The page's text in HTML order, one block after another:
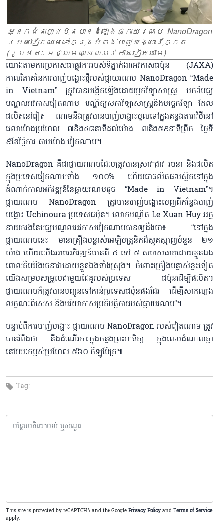
អ្នកជំនាញជប៉ុនបានដំឡើងផ្កាយរណប NanoDragon
របស់វៀតណាមទៅក្នុងបំពង់បាញ់បង្ហោះរ៉ុក្កែត
(រូបថត៖ មជ្ឈមណ្ឌលអវកាសវៀតណាម)
យោងតាមការប្រកាសជាផ្លូវការរបស់ទីភ្នាក់ងារអវកាសជប៉ុន (JAXA)
កាលវិភាគនៃការបាញ់បង្ហោះថ្មីរបស់ផ្កាយរណប NanoDragon “Made
in Vietnam” ត្រូវបានបង្កើតឡើងដោយអ្នកវិទ្យាសាស្ត្រ មកពីមជ្ឈ
មណ្ឌលអវកាសវៀតណាម បណ្ឌិត្យសភាវិទ្យាសាស្ត្រនិងបច្ចេកវិទ្យា ដែល
ផលិតនៅវៀត ណាមនឹងត្រូវបានបាញ់បង្ហោះចូលទៅក្នុងគន្លងតារាវិថីនៅ
វេលាម៉ោងប្រហែល ៧និង៤៨នាទីដល់ម៉ោង ៧និង៥៩នាទីព្រឹក ថ្ងៃទី
៩ខែវិច្ឆិការ តាមម៉ោង វៀតណាម។
NanoDragon គឺជាផ្កាយរណបដែលត្រូវបានស្រាវជ្រាវ រចនា និងផលិត
ក្នុងប្រទេសវៀតណាមទាំង ១០០% ហើយជាផលិតផលស្ថិតនៅក្នុង
ដំណាក់កាលអភិវឌ្ឍន៍នៃផ្កាយរណបតូច “Made in Vietnam”។
ផ្កាយរណប NanoDragon ត្រូវបានបាញ់បង្ហោះចេញពីកន្លែងបាញ់
បង្ហោះ Uchinoura ប្រទេសជប៉ុន។ លោកបណ្ឌិត Le Xuan Huy អគ្គ
នាយករងនៃមជ្ឈមណ្ឌលអវកាសវៀតណាមបានឲ្យដឹងថា៖ “នៅក្នុង
ផ្កាយរណបនេះ មានគ្រឿងបន្លាស់អេឡិចត្រូនិកដ៏ស្មុគស្មាញចំនួន ២១
យ៉ាង ហើយយើងអាចអភិវឌ្ឍន៍បានពី ៤ ទៅ ៥ សមាសធាតុដោយខ្លួនឯង
ពោលគឺយើងរចនាវាដោយខ្លួនឯងទាំងស្រុង។ ចំពោះគ្រឿងបន្លាស់ខ្លះទៀត
យើងសម្របសម្រួលជាមួយដៃគូរបស់ប្រទេស ជប៉ុនដើម្បីផលិត។
ផ្កាយរណបក៏ត្រូវបានបញ្ជូនទៅកាន់ប្រទេសជប៉ុនផងដែរ ដើម្បីសាកល្បង
លក្ខណៈពិសេស និងបរិយាកាសប្រតិបត្តិការរបស់ផ្កាយរណប”។
បន្ទាប់ពីការបាញ់បង្ហោះ ផ្កាយរណប NanoDragon របស់វៀតណាម ត្រូវ
បានរំពឹងថា នឹងដំណើរការក្នុងគន្លងព្រះអាទិត្យ ក្នុងពេលដំណាលគ្នា
នៅរយៈកម្ពស់ប្រហែល ៥៦០ គីឡូម៉ែត្រ៕
Tag:
This site is protected by reCAPTCHA and the Google Privacy Policy and Terms of Service
apply.